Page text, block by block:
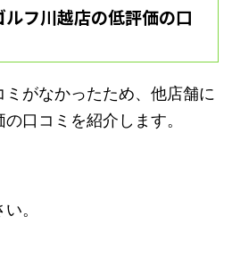
フ川越店の低評価の口
ミがなかったため、他店舗に
口コミを紹介します。
。